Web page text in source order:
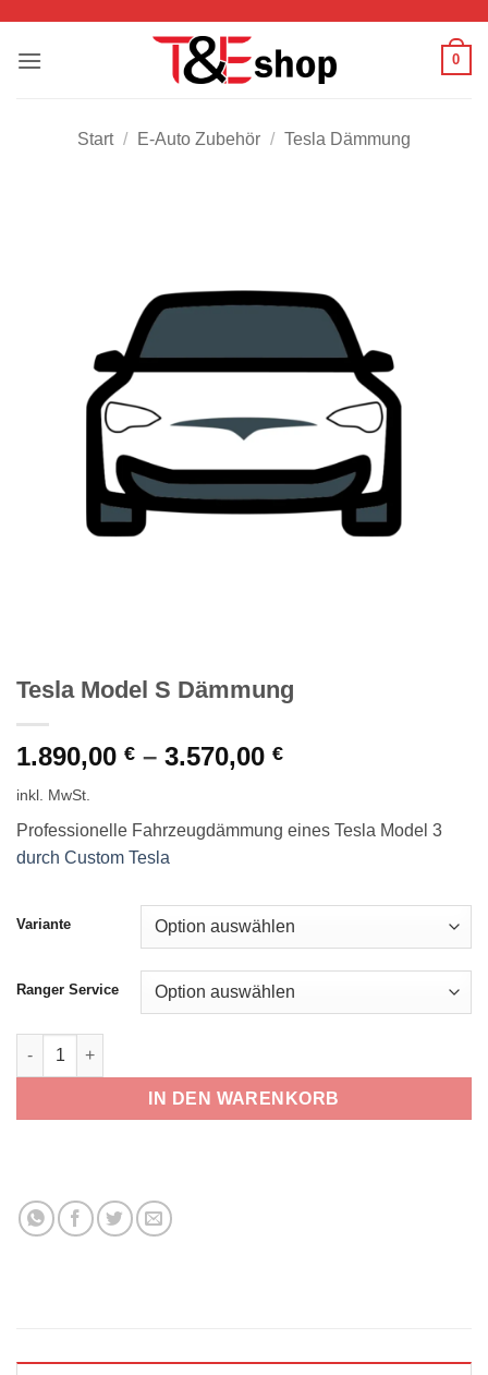
springen
0
Start / E-Auto Zubehör / Tesla Dämmung
Tesla Model S Dämmung
1.890,00 € – 3.570,00 €
inkl. MwSt.
Professionelle Fahrzeugdämmung eines Tesla Model 3
durch Custom Tesla
Variante
Ranger Service
Tesla Model S Dämmung Menge
IN DEN WARENKORB